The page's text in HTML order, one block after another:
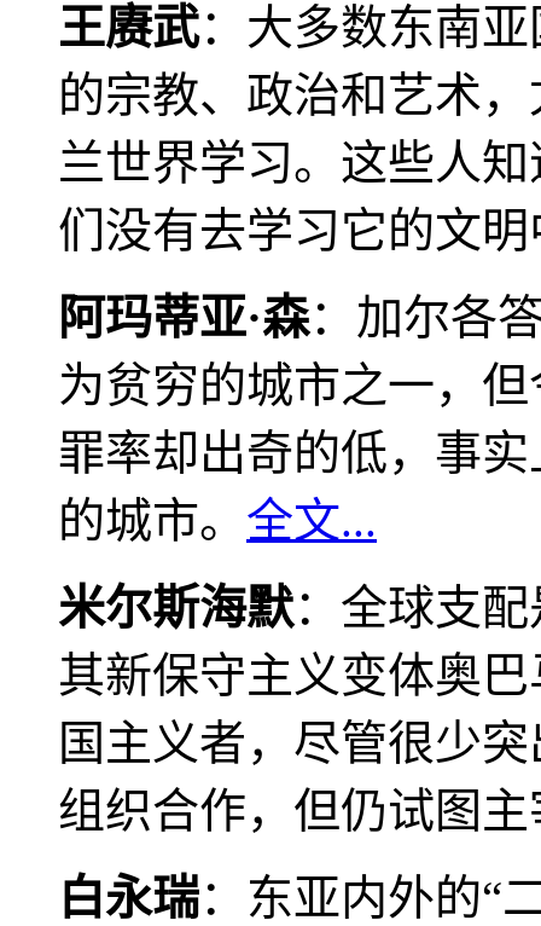
王赓武：大多数东南
的宗教、政治和艺术
兰世界学习。这些人
们没有去学习它的文
阿玛蒂亚·森：加尔各
为贫穷的城市之一，
罪率却出奇的低，事
的城市。 全文...
米尔斯海默：全球支
其新保守主义变体奥
国主义者，尽管很少
组织合作，但仍试图
白永瑞：东亚内外的“